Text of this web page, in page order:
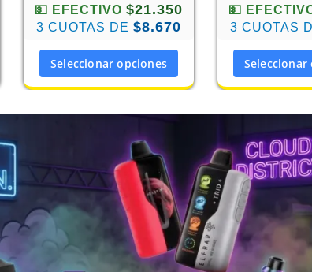
💵 EFECTIVO $21.350
3 CUOTAS DE $8.670
Seleccionar opciones
💵
3 CUOTAS
Seleccionar